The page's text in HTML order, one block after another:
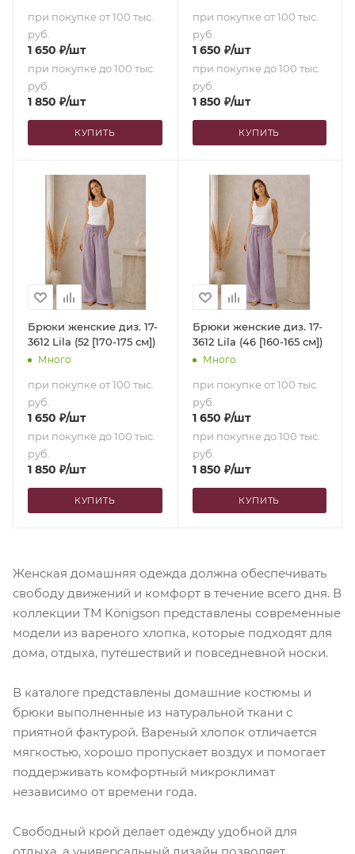
при покупке от 100 тыс.
руб.
1 650 ₽/шт
при покупке до 100 тыс.
руб.
1 850 ₽/шт
КУПИТЬ
при покупке от 100 тыс.
руб.
1 650 ₽/шт
при покупке до 100 тыс.
руб.
1 850 ₽/шт
КУПИТЬ
Брюки женские диз. 17-
3612 Lila (52 [170-175 см])
Много
при покупке от 100 тыс.
руб.
1 650 ₽/шт
при покупке до 100 тыс.
руб.
1 850 ₽/шт
КУПИТЬ
Брюки женские диз. 17-
3612 Lila (46 [160-165 см])
Много
при покупке от 100 тыс.
руб.
1 650 ₽/шт
при покупке до 100 тыс.
руб.
1 850 ₽/шт
КУПИТЬ
Женская домашняя одежда должна обеспечивать
свободу движений и комфорт в течение всего дня. В
коллекции ТМ Königson представлены современные
модели из вареного хлопка, которые подходят для
дома, отдыха, путешествий и повседневной носки.
В каталоге представлены домашние костюмы и
брюки выполненные из натуральной ткани с
приятной фактурой. Вареный хлопок отличается
мягкостью, хорошо пропускает воздух и помогает
поддерживать комфортный микроклимат
независимо от времени года.
Свободный крой делает одежду удобной для